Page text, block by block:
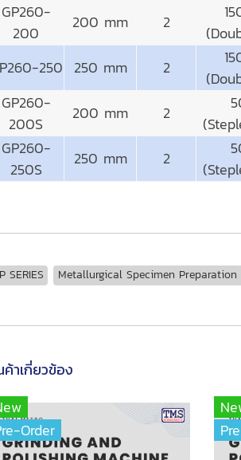
GP260-
200
200 mm 2
250 250 mm 2
GP260-
200S
200 mm 2
GP260-
250S
250 mm 2
SERIES Metallurgical Specimen Preparation
าเกี่ยวข้อง
Order